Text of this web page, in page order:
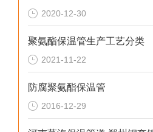
2020-12-30
聚氨酯保温管生产工艺分类
2021-11-22
防腐聚氨酯保温管
2016-12-29